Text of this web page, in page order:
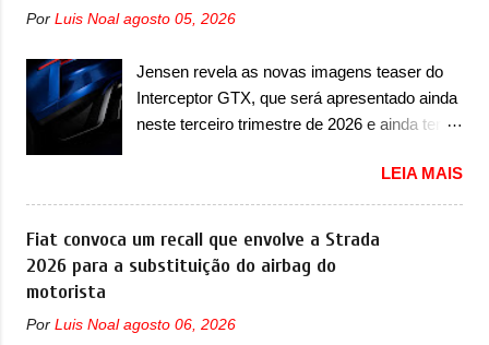
elétrico, controlador de motor, redutor,
LBMS, VCU, TMS, controle ativo de pré-
carga e gateway de domínio de energia. Há
mais quatro recursos de software como
esportivos recentemente tiveram, como o
Huracán Sterrato. E o modelo italiano tem
grande parte no desenvolvimento do Dune.
Baseado no Huracán, o Dune nasce com
apresentou com o Sterrato, mas com um
design ainda mais Mad Max – algo
característico da Rezvani. Junto com as
imagens, a marca já confirmou que o Dune
serão apenas sete unidades produzidas...
Por Luis Noal agosto 05, 2026
Jensen revela as novas imagens teaser do
Interceptor GTX, que será apresentado ainda
neste terceiro trimestre de 2026 e ainda terá
Jensen International Automotive (abreviação
de JIA) apresentou uma nova imagem teaser
que mostra como será o Interceptor GTX, o
esportivo que recolocará a marca no
mercado. O granturismo (GT) apareceu em
aparece o para-choque traseiro. A marca
LEIA MAIS
Fiat convoca um recall que envolve a Strada
2026 para a substituição do airbag do
motorista
Por Luis Noal agosto 06, 2026